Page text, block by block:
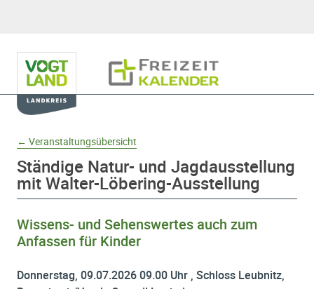
← Veranstaltungsübersicht
Ständige Natur- und Jagdausstellung
mit Walter-Löbering-Ausstellung
Wissens- und Sehenswertes auch zum
Anfassen für Kinder
Donnerstag, 09.07.2026 09.00 Uhr , Schloss Leubnitz,